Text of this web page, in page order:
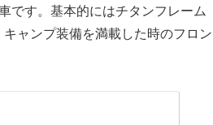
です。基本的にはチタンフレーム
ャンプ装備を満載した時のフロン